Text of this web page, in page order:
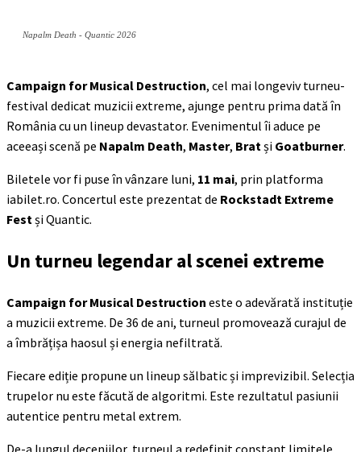
Napalm Death - Quantic 2026
Campaign for Musical Destruction, cel mai longeviv turneu-
festival dedicat muzicii extreme, ajunge pentru prima dată în
România cu un lineup devastator. Evenimentul îi aduce pe
aceeași scenă pe Napalm Death, Master, Bratși Goatburner.
Biletele vor fi puse în vânzare luni, 11 mai, prin platforma
iabilet.ro. Concertul este prezentat de Rockstadt Extreme
Festși Quantic.
Un turneu legendar al scenei extreme
Campaign for Musical Destruction este o adevărată instituție
a muzicii extreme. De 36 de ani, turneul promovează curajul de
a îmbrățișa haosul și energia nefiltrată.
Fiecare ediție propune un lineup sălbatic și imprevizibil. Selecția
trupelor nu este făcută de algoritmi. Este rezultatul pasiunii
autentice pentru metal extrem.